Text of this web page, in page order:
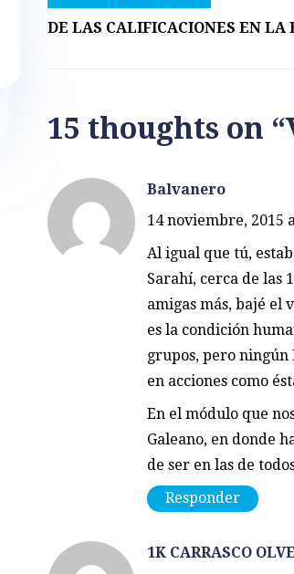
DE LAS CALIFICACIONES EN LA
15 thoughts on “
Balvanero
14 noviembre, 2015
Al igual que tú,
Sarahí, cerca de las
amigas más, bajé el
es la condición
grupos, pero ningún
en acciones como
En el módulo que
Galeano, en donde
de ser en las de
Responder
1K CARRASCO